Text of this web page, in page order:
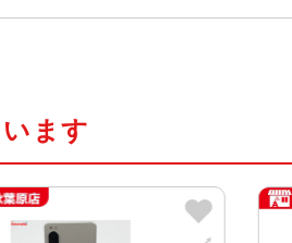
ブラック、エクリ
重さ 67x156x8.2mm・
ます